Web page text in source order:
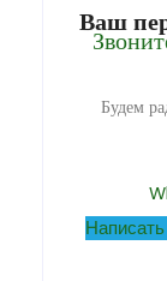
Ваш
Будем